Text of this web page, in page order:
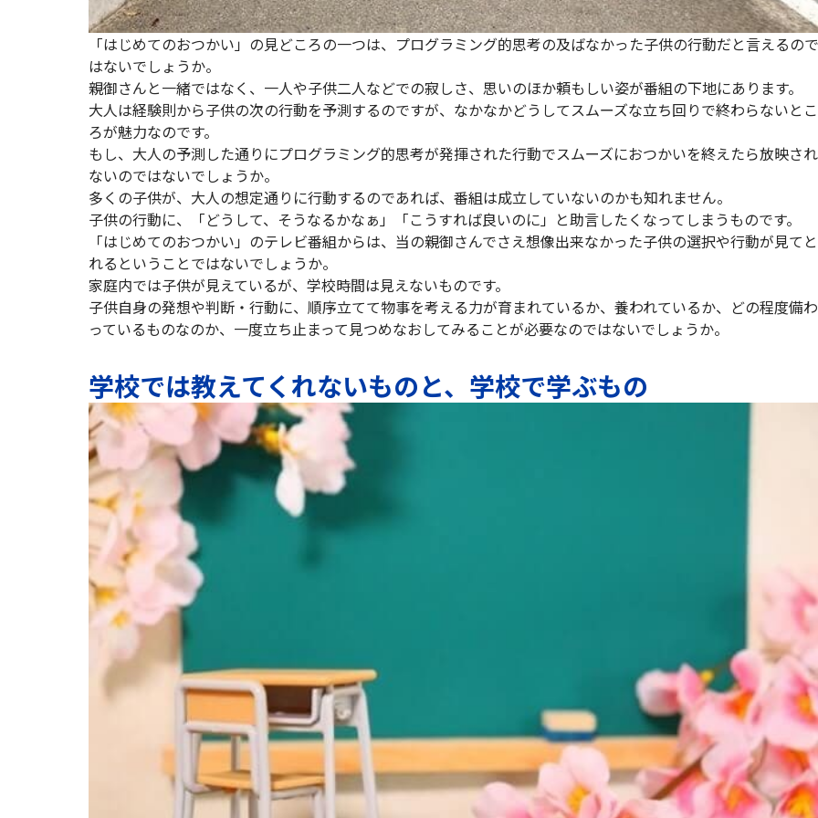
「はじめてのおつかい」の見どころの一つは、プログラミング的思考の及ばなかった子供の行動だと言えるので
はないでしょうか。
親御さんと一緒ではなく、一人や子供二人などでの寂しさ、思いのほか頼もしい姿が番組の下地にあります。
大人は経験則から子供の次の行動を予測するのですが、なかなかどうしてスムーズな立ち回りで終わらないとこ
ろが魅力なのです。
もし、大人の予測した通りにプログラミング的思考が発揮された行動でスムーズにおつかいを終えたら放映され
ないのではないでしょうか。
多くの子供が、大人の想定通りに行動するのであれば、番組は成立していないのかも知れません。
子供の行動に、「どうして、そうなるかなぁ」「こうすれば良いのに」と助言したくなってしまうものです。
「はじめてのおつかい」のテレビ番組からは、当の親御さんでさえ想像出来なかった子供の選択や行動が見てと
れるということではないでしょうか。
家庭内では子供が見えているが、学校時間は見えないものです。
子供自身の発想や判断・行動に、順序立てて物事を考える力が育まれているか、養われているか、どの程度備わ
っているものなのか、一度立ち止まって見つめなおしてみることが必要なのではないでしょうか。
学校では教えてくれないものと、学校で学ぶもの